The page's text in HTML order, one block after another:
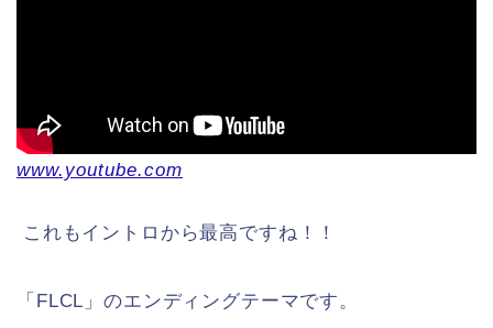
www.youtube.com
これもイントロから最高ですね！！
「FLCL」のエンディングテーマです。